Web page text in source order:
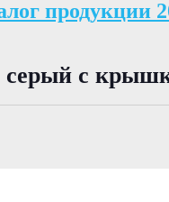
продукции
серый с